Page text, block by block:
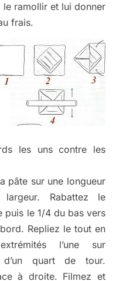
ramollir et lui donner
frais.
les uns contre les
pâte sur une longueur
Rabattez le
puis le 1/4 du bas vers
Repliez le tout en
l’une sur
quart de tour.
à droite. Filmez et